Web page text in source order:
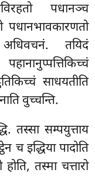
पधानञ्च
पधानभावकारणतो
अधिवचनं. तयिदं
साधयतीति
वुच्चन्ति.
तस्सा सम्पयुत्ताय
च इद्धिया पादोति
तस्मा चत्तारो